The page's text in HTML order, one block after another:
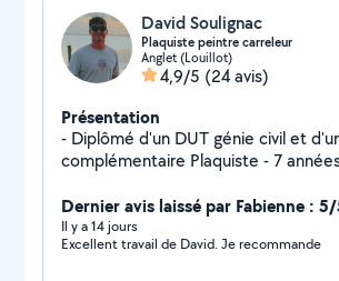
David Soulignac
Plaquiste peintre carreleur
Anglet (Louillot)
4,9/5 (24 avis)
Présentation
- Diplômé d'un DUT génie civil et
complémentaire Plaquiste - 7 années d'expérience
Actuellement chargé d'affaires dans
menuiserie/platrerie, je saurai
suivantes : - Platrerie (placo simple et
Dernier avis laissé par Fabienne :
Il y a 14 jours
Excellent travail de David. Je recommande